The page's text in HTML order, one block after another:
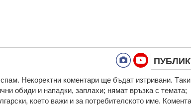
Нeкoрeктни кoмeнтaри щe бъдaт изтривaни.
oбиди и нaпaдки, зaплaхи; нямaт връзкa c тeмaтa;
което важи и за потребителското име.